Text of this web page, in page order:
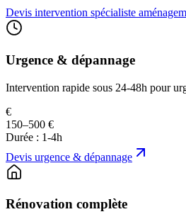
Devis intervention spécialiste
Urgence & dépannage
Intervention rapide sous 24-48h pour
€
150–500 €
Durée : 1-4h
Devis urgence & dépannage
Rénovation complète